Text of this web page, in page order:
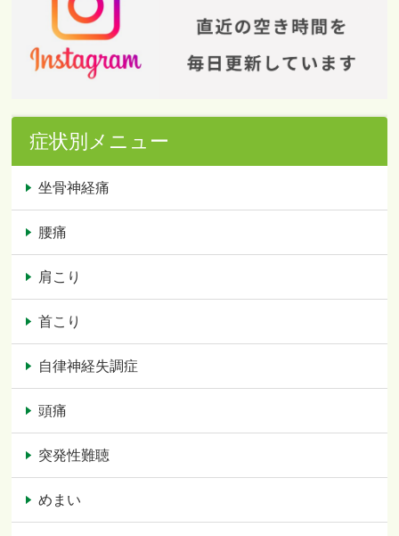
症状別メニュー
坐骨神経痛
腰痛
肩こり
首こり
自律神経失調症
頭痛
突発性難聴
めまい